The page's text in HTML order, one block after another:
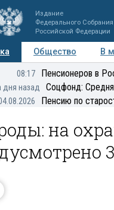
Издание
Федерального Собрания
Российской Федерации
Общество В
Мнения Регионы
08:17 Пенсионеров в
дня назад Соцфонд:
Пенсию по
на